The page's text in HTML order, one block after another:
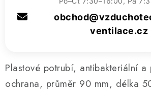
Plastové potrubí, antibakteriální a
ochrana, průměr 90 mm, délka
ventilace.cz